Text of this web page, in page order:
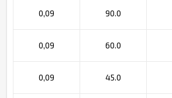
0,09 90.0
0,09 60.0
0,09 45.0